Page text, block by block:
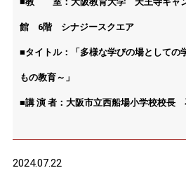
館 6階 シナジースクエア
■タイトル：「多様な学びの場としての
もの教育～」
■講 演 者：大阪市立西船場小学校校長
2024.07.22